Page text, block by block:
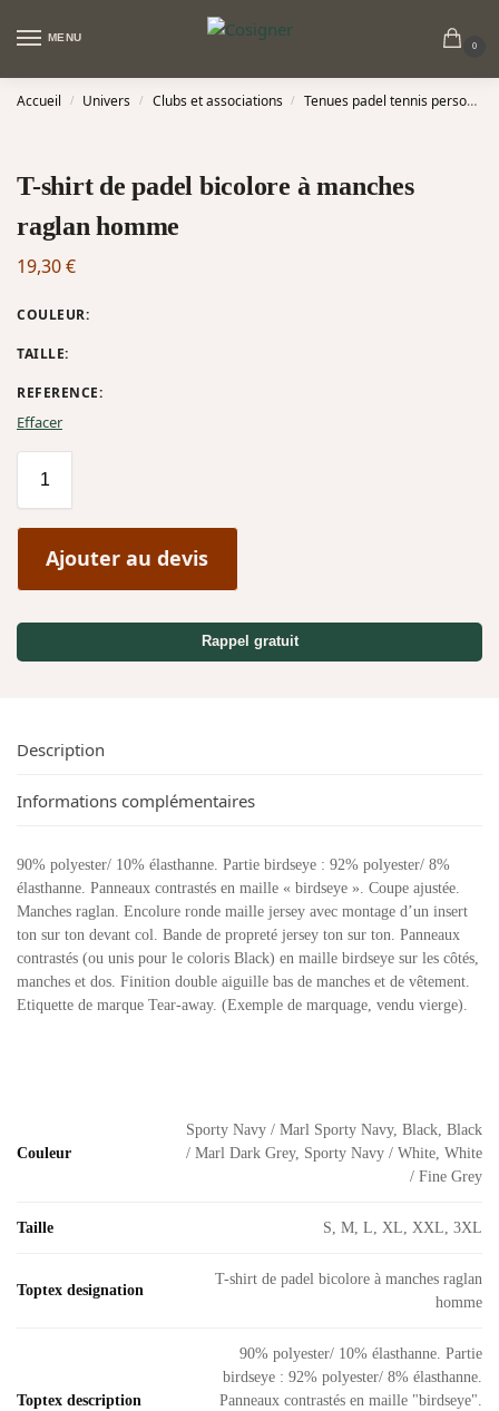
MENU
0
Accueil / Univers / Clubs et associations / Tenues padel tennis personnalisées
T-shirt de padel bicolore à manches
raglan homme
19,30€
COULEUR:
TAILLE:
REFERENCE:
Effacer
Ajouter au devis
Rappel gratuit
Description
Informations complémentaires
90% polyester/ 10% élasthanne. Partie birdseye : 92% polyester/ 8%
élasthanne. Panneaux contrastés en maille « birdseye ». Coupe ajustée.
Manches raglan. Encolure ronde maille jersey avec montage d’un insert
ton sur ton devant col. Bande de propreté jersey ton sur ton. Panneaux
contrastés (ou unis pour le coloris Black) en maille birdseye sur les côtés,
manches et dos. Finition double aiguille bas de manches et de vêtement.
Etiquette de marque Tear-away. (Exemple de marquage, vendu vierge).
Couleur
Sporty Navy / Marl Sporty Navy, Black, Black
/ Marl Dark Grey, Sporty Navy / White, White
/ Fine Grey
Taille S, M, L, XL, XXL, 3XL
Toptex designation
T-shirt de padel bicolore à manches raglan
homme
Toptex description
90% polyester/ 10% élasthanne. Partie
birdseye : 92% polyester/ 8% élasthanne.
Panneaux contrastés en maille "birdseye".